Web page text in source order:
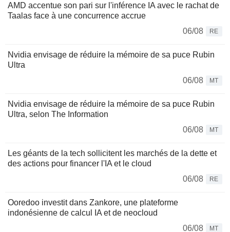
AMD accentue son pari sur l'inférence IA avec le rachat de
Taalas face à une concurrence accrue
06/08
RE
Nvidia envisage de réduire la mémoire de sa puce Rubin
Ultra
06/08
MT
Nvidia envisage de réduire la mémoire de sa puce Rubin
Ultra, selon The Information
06/08
MT
Les géants de la tech sollicitent les marchés de la dette et
des actions pour financer l'IA et le cloud
06/08
RE
Ooredoo investit dans Zankore, une plateforme
indonésienne de calcul IA et de neocloud
06/08
MT